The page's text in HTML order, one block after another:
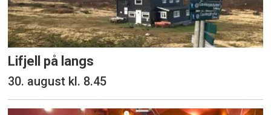
Lifjell på langs
30. august kl. 8.45